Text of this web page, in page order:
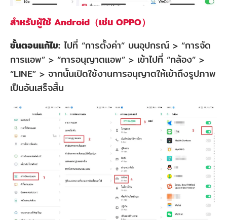
สำหรับผู้ใช้ Android（เช่น OPPO）
ขั้นตอนแก้ไข: ไปที่ “การตั้งค่า” บนอุปกรณ์ > “การจัด
การแอพ” > “การอนุญาตแอพ” > เข้าไปที่ “กล้อง” >
“LINE” > จากนั้นเปิดใช้งานการอนุญาตให้เข้าถึงรูปภาพ
เป็นอันเสร็จสิ้น